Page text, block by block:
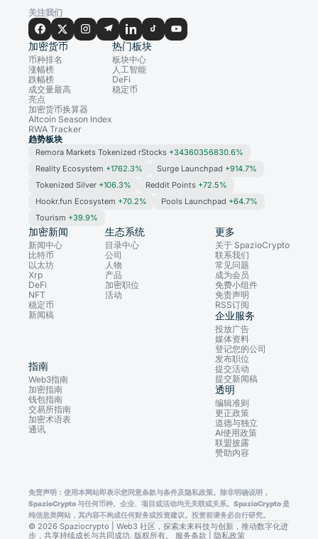
关注我们
加密货币
币种排名
涨幅榜
跌幅榜
成交量最高
亮点
加密货币换算器
Altcoin Season Index
RWA Tracker
热门板块
板块中心
人工智能
DeFi
稳定币
趋势板块
Remora Markets Tokenized rStocks +34360356830.6%
Reality Ecosystem +1762.3% Surge Launchpad +914.7%
Tokenized Silver +106.3% Reddit Points +72.5%
Hookr.fun Ecosystem +70.2% Pools Launchpad +64.7%
Tourism +39.9%
加密新闻
新闻中心
比特币
以太坊
Xrp
DeFi
NFT
稳定币
新闻稿
生态系统
目录中心
公司
人物
产品
加密职位
活动
指南
Web3指南
加密指南
钱包指南
交易所指南
加密术语表
通讯
更多
关于 SpazioCrypto
联系我们
常见问题
成为会员
免费小组件
免责声明
RSS订阅
企业服务
投放广告
媒体资料
登记您的公司
发布职位
提交活动
提交新闻稿
透明
编辑准则
更正政策
道德与独立
AI使用政策
联盟披露
赞助内容
免责声明：使用本网站即表示您同意条款与条件及隐私政策。除非明确说明，
SpazioCrypto 与任何币种、企业、项目或活动均无关联或关系。SpazioCrypto 是
纯信息类网站，其内容不构成任何财务或投资建议。投资前请务必自行研究。
© 2026 Spaziocrypto | Web3 社区，探索未来科技与创新，推动数字化进
步，共享持续成长与共同成功. 版权所有。 服务条款 隐私政策